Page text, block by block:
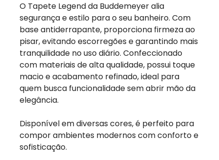
O Tapete Legend da Buddemeyer alia
segurança e estilo para o seu banheiro. Com
base antiderrapante, proporciona firmeza ao
pisar, evitando escorregões e garantindo mais
tranquilidade no uso diário. Confeccionado
com materiais de alta qualidade, possui toque
macio e acabamento refinado, ideal para
quem busca funcionalidade sem abrir mão da
elegância.
Disponível em diversas cores, é perfeito para
compor ambientes modernos com conforto e
sofisticação.